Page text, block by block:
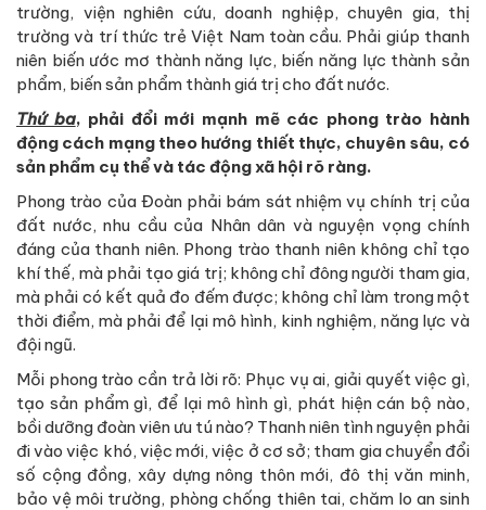
trường, viện nghiên cứu, doanh nghiệp, chuyên gia, thị
trường và trí thức trẻ Việt Nam toàn cầu. Phải giúp thanh
niên biến ước mơ thành năng lực, biến năng lực thành sản
phẩm, biến sản phẩm thành giá trị cho đất nước.
Thứ ba, phải đổi mới mạnh mẽ các phong trào hành
động cách mạng theo hướng thiết thực, chuyên sâu, có
sản phẩm cụ thể và tác động xã hội rõ ràng.
Phong trào của Đoàn phải bám sát nhiệm vụ chính trị của
đất nước, nhu cầu của Nhân dân và nguyện vọng chính
đáng của thanh niên. Phong trào thanh niên không chỉ tạo
khí thế, mà phải tạo giá trị; không chỉ đông người tham gia,
mà phải có kết quả đo đếm được; không chỉ làm trong một
thời điểm, mà phải để lại mô hình, kinh nghiệm, năng lực và
đội ngũ.
Mỗi phong trào cần trả lời rõ: Phục vụ ai, giải quyết việc gì,
tạo sản phẩm gì, để lại mô hình gì, phát hiện cán bộ nào,
bồi dưỡng đoàn viên ưu tú nào? Thanh niên tình nguyện phải
đi vào việc khó, việc mới, việc ở cơ sở; tham gia chuyển đổi
số cộng đồng, xây dựng nông thôn mới, đô thị văn minh,
bảo vệ môi trường, phòng chống thiên tai, chăm lo an sinh